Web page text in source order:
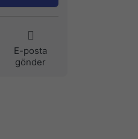
E-posta
gönder